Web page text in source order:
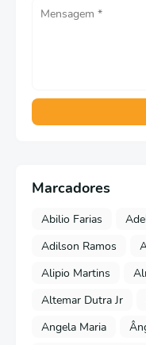
Marcadores
Abilio Farias
Adilson Ramos
Alipio Martins
Altemar Dutra Jr
Angela Maria